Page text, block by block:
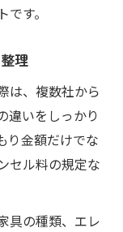
引越しの関係
費用の節約
軽減する方
す。
理
は、複数社から
違いをしっかり
り金額だけでな
セル料の規定な
具の種類、エレ